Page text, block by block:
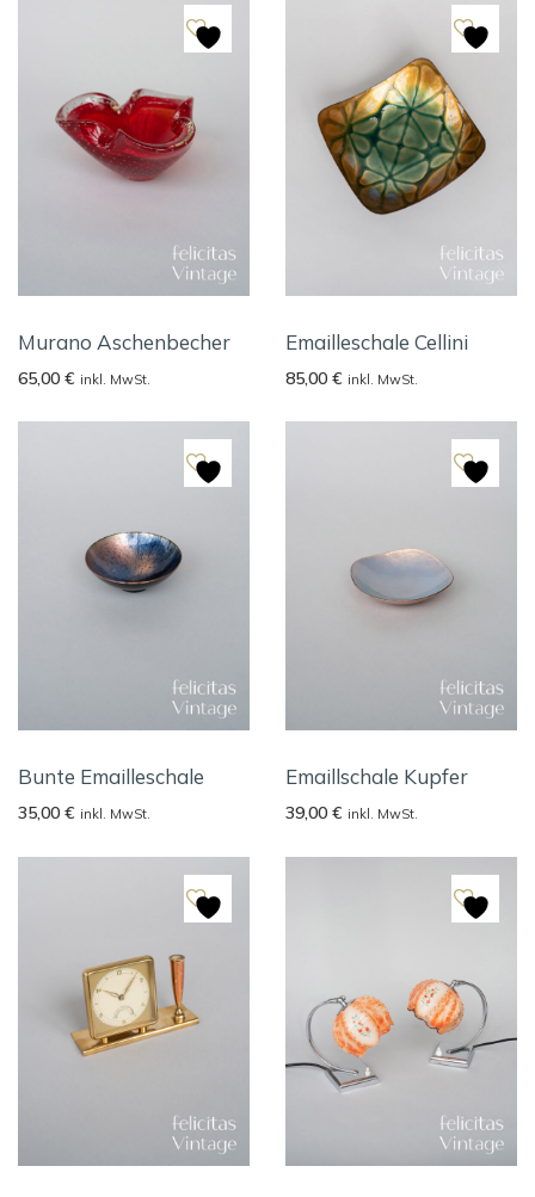
Murano Aschenbecher
65,00 € inkl. MwSt.
Emailleschale Cellini
85,00 € inkl. MwSt.
Bunte Emailleschale
35,00 € inkl. MwSt.
Emaillschale Kupfer
39,00 € inkl. MwSt.